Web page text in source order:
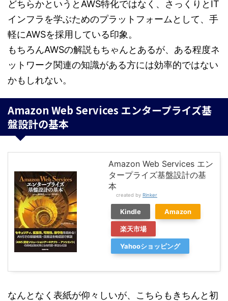
どちらかというとAWS特化ではなく、さっくりとIT
インフラを学ぶためのプラットフォームとして、手
軽にAWSを採用している印象。
もちろんAWSの解説もちゃんとあるが、ある程度ネ
ットワーク関連の知識がある方には効率的ではない
かもしれない。
Amazon Web Services エンタープライズ基
盤設計の基本
Amazon Web Services エン
タープライズ基盤設計の基
本
created by Rinker
Kindle Amazon
楽天市場
Yahooショッピング
なんとなく表紙が仰々しいが、こちらもきちんと初